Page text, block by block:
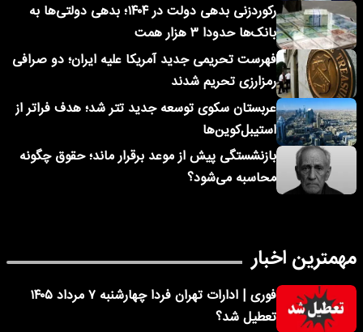
رکوردزنی بدهی دولت در ۱۴۰۴؛ بدهی دولتی‌ها به
بانک‌ها حدودا ۳ هزار همت
فهرست تحریمی جدید آمریکا علیه ایران؛ دو صرافی
رمزارزی تحریم شدند
عربستان سکوی توسعه جدید تتر شد؛ هدف فراتر از
استیبل‌کوین‌ها
بازنشستگی پیش از موعد برقرار ماند؛ حقوق چگونه
محاسبه می‌شود؟
مهمترین اخبار
فوری | ادارات تهران فردا چهارشنبه ۷ مرداد ۱۴۰۵
تعطیل شد؟